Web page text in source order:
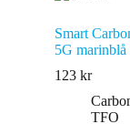
Smart
5G marinblå
123 kr
TFO